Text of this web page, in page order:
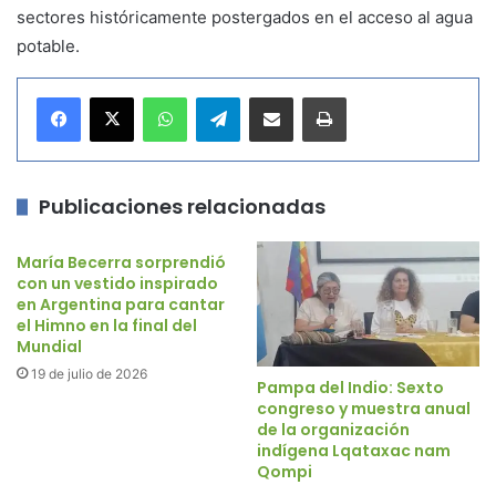
sectores históricamente postergados en el acceso al agua
potable.
Telegram
Publicaciones relacionadas
María Becerra sorprendió
con un vestido inspirado
en Argentina para cantar
el Himno en la final del
Mundial
19 de julio de 2026
Pampa del Indio: Sexto
congreso y muestra anual
de la organización
indígena Lqataxac nam
Qompi